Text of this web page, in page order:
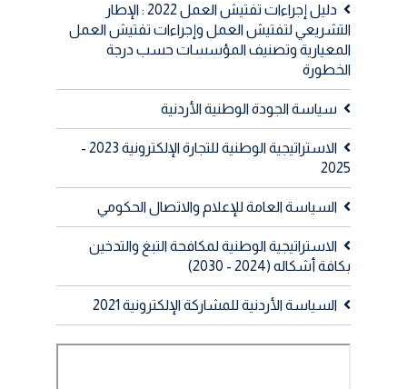
دليل إجراءات تفتيش العمل 2022 : الإطار
التشريعي لتفتيش العمل وإجراءات تفتيش العمل
المعيارية وتصنيف المؤسسات حسب درجة
الخطورة
سياسة الجودة الوطنية الأردنية
الاستراتيجية الوطنية للتجارة الإلكترونية 2023 -
2025
السياسة العامة للإعلام والاتصال الحكومي
الاستراتيجية الوطنية لمكافحة التبغ والتدخين
بكافة أشكاله (2024 - 2030)
السياسة الأردنية للمشاركة الإلكترونية 2021